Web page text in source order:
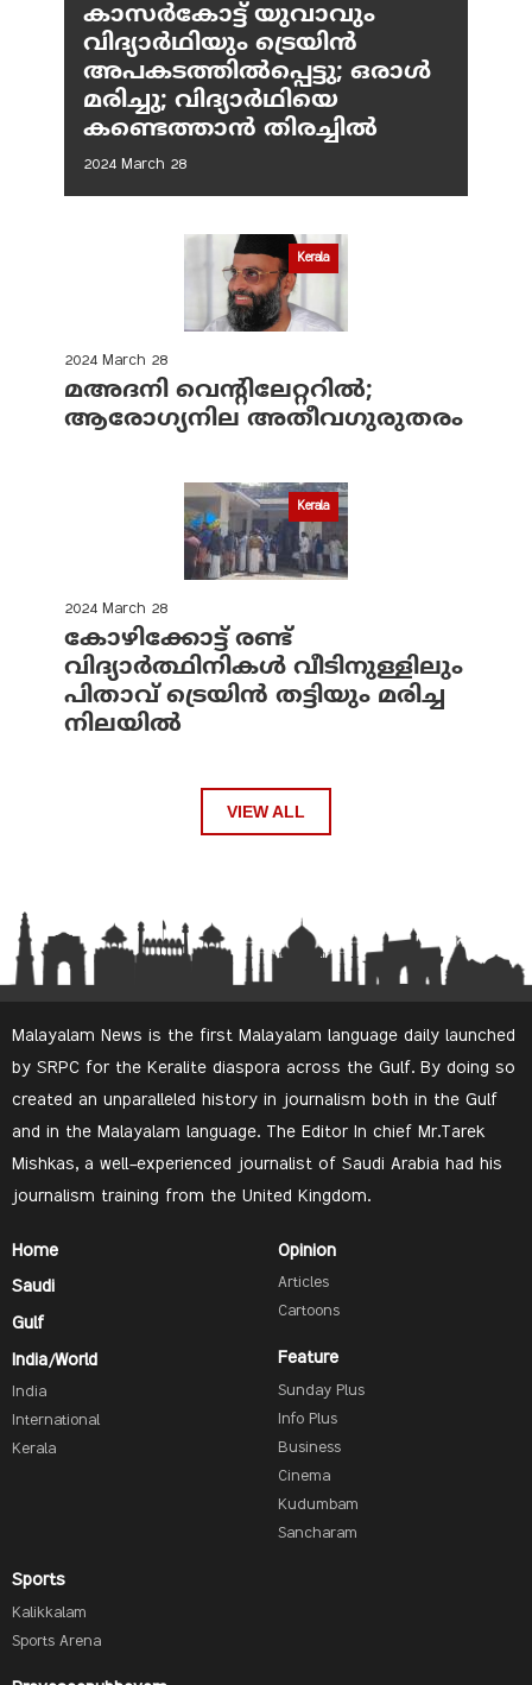
കാസർകോട്ട് യുവാവും
വിദ്യാർഥിയും ട്രെയിൻ
അപകടത്തിൽപ്പെട്ടു; ഒരാൾ
മരിച്ചു; വിദ്യാർഥിയെ
കണ്ടെത്താൻ തിരച്ചിൽ
2024 March 28
Kerala
2024 March 28
മഅദനി വെന്റിലേറ്ററിൽ;
ആരോഗ്യനില അതീവഗുരുതരം
Kerala
2024 March 28
കോഴിക്കോട്ട് രണ്ട്
വിദ്യാർത്ഥിനികൾ വീടിനുള്ളിലും
പിതാവ് ട്രെയിൻ തട്ടിയും മരിച്ച
നിലയിൽ
VIEW ALL
Malayalam News is the first Malayalam language daily launched
by SRPC for the Keralite diaspora across the Gulf. By doing so
created an unparalleled history in journalism both in the Gulf
and in the Malayalam language. The Editor In chief Mr.Tarek
Mishkas, a well-experienced journalist of Saudi Arabia had his
journalism training from the United Kingdom.
Home
Saudi
Gulf
India/World
India
International
Kerala
Opinion
Articles
Cartoons
Feature
Sunday Plus
Info Plus
Business
Cinema
Kudumbam
Sancharam
Sports
Kalikkalam
Sports Arena